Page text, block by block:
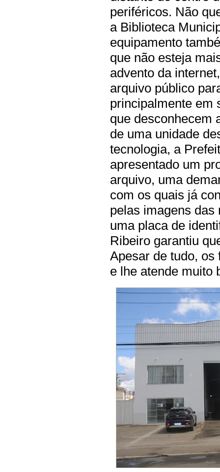
periféricos. Não
a Biblioteca
equipamento
que não esteja
advento da
arquivo público
principalmente em
que desconhecem
de uma unidade
tecnologia, a
apresentado um
arquivo, uma
com os quais já
pelas imagens das
uma placa de
Ribeiro garantiu
Apesar de tudo,
e lhe atende muito